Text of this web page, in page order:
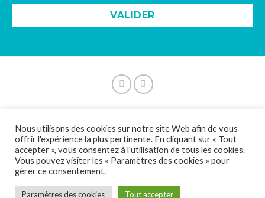
A propos | Mentions légales |
Politique de confidentialité
|C.G.V.
Nous utilisons des cookies sur notre site Web afin de vous
offrir l'expérience la plus pertinente. En cliquant sur « Tout
accepter », vous consentez à l'utilisation de tous les cookies.
Vous pouvez visiter les « Paramètres des cookies » pour
gérer ce consentement.
Paramètres des cookies Tout accepter